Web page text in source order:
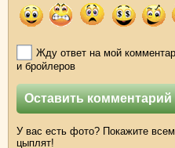
Жду ответ на мой
и бройлеров
У вас есть фото? Покажите
цыплят!